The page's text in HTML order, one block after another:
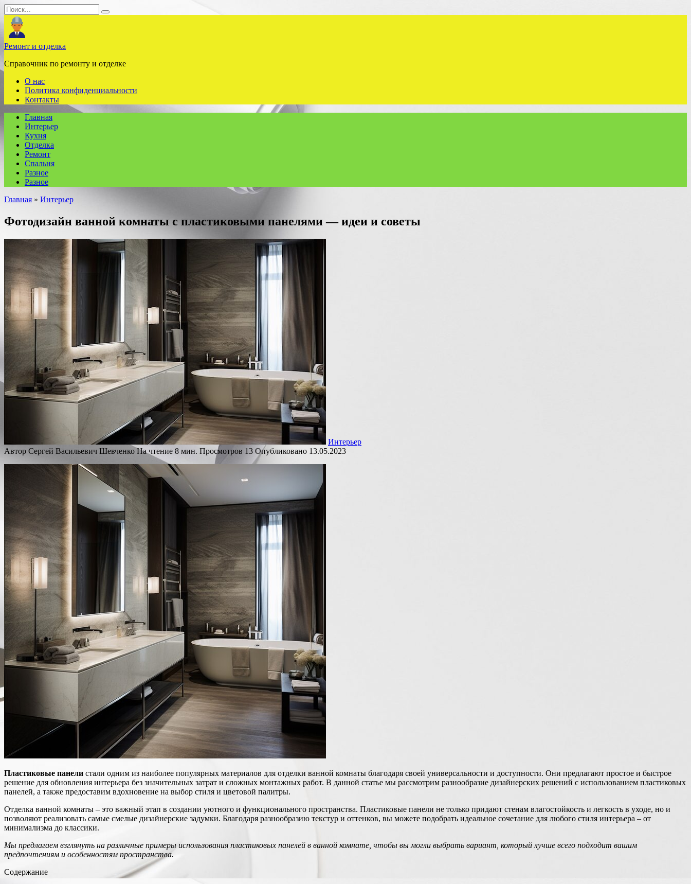
Перейти
к
содержанию
Search
for:
Ремонт и отделка
Справочник по ремонту и отделке
О нас
Политика конфиденциальности
Контакты
Главная
Интерьер
Кухня
Отделка
Ремонт
Спальня
Разное
Разное
Главная » Интерьер
Фотодизайн ванной комнаты с пластиковыми панелями — идеи и советы
Интерьер
Автор Сергей Васильевич Шевченко На чтение 8 мин. Просмотров 13 Опубликовано 13.05.2023
Пластиковые панели стали одним из наиболее популярных материалов для отделки ванной комнаты благодаря своей универсальности и доступности. Они предлагают простое и быстрое
решение для обновления интерьера без значительных затрат и сложных монтажных работ. В данной статье мы рассмотрим разнообразие дизайнерских решений с использованием пластиковых
панелей, а также предоставим вдохновение на выбор стиля и цветовой палитры.
Отделка ванной комнаты – это важный этап в создании уютного и функционального пространства. Пластиковые панели не только придают стенам влагостойкость и легкость в уходе, но и
позволяют реализовать самые смелые дизайнерские задумки. Благодаря разнообразию текстур и оттенков, вы можете подобрать идеальное сочетание для любого стиля интерьера – от
минимализма до классики.
Мы предлагаем взглянуть на различные примеры использования пластиковых панелей в ванной комнате, чтобы вы могли выбрать вариант, который лучше всего подходит вашим
предпочтениям и особенностям пространства.
Содержание